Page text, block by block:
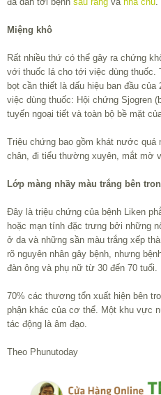
Miệng khô
Rất nhiều thứ có thể gây ra chứng
với thuốc lá cho tới việc dùng
bọt cần thiết là dấu hiệu ban đầu
việc dùng thuốc: Hội chứng Sjogren
tuyến ngoại tiết và toàn bộ bề mặt
Triệu chứng bao gồm khát nước
chân, đi tiểu thường xuyên, mắt mờ
Lớp màng nhầy màu trắng bên
Đây là triệu chứng của bệnh Liken
hoặc mạn tính đặc trưng bởi những
ở da và những sần màu trắng xếp
rõ nguyên nhân gây bệnh, nhưng
đàn ông và phụ nữ từ 30 đến 70 tuổi.
70% các thương tổn xuất hiện bên
phận khác của cơ thể. Một khu vực
tác động là âm đạo.
Theo Phunutoday